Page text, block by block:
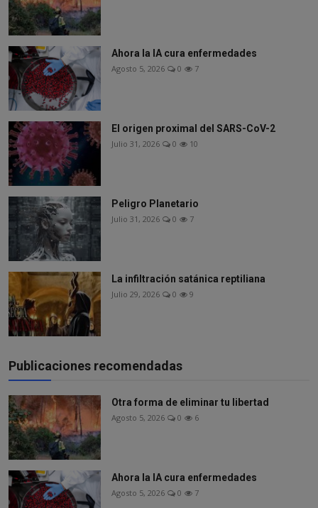
Ahora la IA cura enfermedades
Agosto 5, 2026 0 7
El origen proximal del SARS-CoV-2
Julio 31, 2026 0 10
Peligro Planetario
Julio 31, 2026 0 7
La infiltración satánica reptiliana
Julio 29, 2026 0 9
Publicaciones recomendadas
Otra forma de eliminar tu libertad
Agosto 5, 2026 0 6
Ahora la IA cura enfermedades
Agosto 5, 2026 0 7